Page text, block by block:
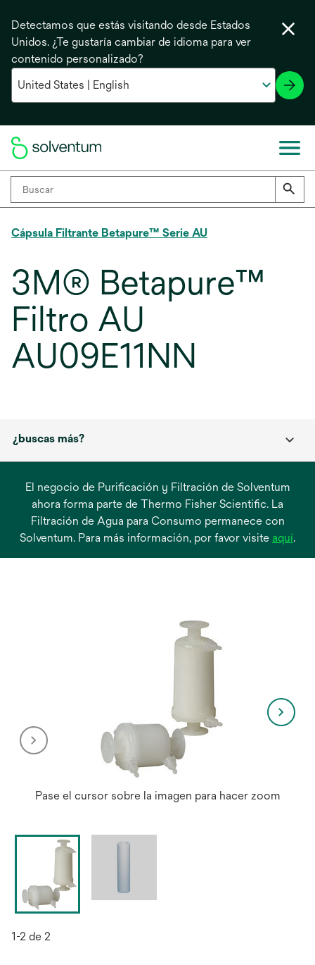
Detectamos que estás visitando desde Estados
Unidos. ¿Te gustaría cambiar de idioma para ver
contenido personalizado?
Cápsula Filtrante Betapure™ Serie AU
3M® Betapure™
Filtro AU
AU09E11NN
¿buscas más?
El negocio de Purificación y Filtración de Solventum
ahora forma parte de Thermo Fisher Scientific. La
Filtración de Agua para Consumo permanece con
Solventum. Para más información, por favor visite aquíse
.
Pase el cursor sobre la imagen para hacer zoom
1-2 de 2